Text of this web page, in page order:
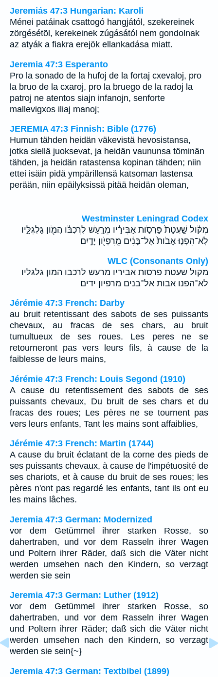
Jeremiás 47:3 Hungarian: Karoli
Ménei patáinak csattogó hangjától, szekereinek
zörgésétõl, kerekeinek zúgásától nem gondolnak
az atyák a fiakra erejök ellankadása miatt.
Jeremia 47:3 Esperanto
Pro la sonado de la hufoj de la fortaj cxevaloj, pro
la bruo de la cxaroj, pro la bruego de la radoj la
patroj ne atentos siajn infanojn, senforte
mallevigxos iliaj manoj;
JEREMIA 47:3 Finnish: Bible (1776)
Humun tähden heidän väkevistä hevosistansa,
jotka siellä juoksevat, ja heidän vaununsa töminän
tähden, ja heidän ratastensa kopinan tähden; niin
ettei isäin pidä ympärillensä katsoman lastensa
perään, niin epäilyksissä pitää heidän oleman,
Westminster Leningrad Codex
מִקֹּ֗ול שַֽׁעֲטַת֙ פַּרְסֹ֣ות אַבִּירָ֔יו מֵרַ֣עַשׁ לְרִכְבֹּ֔ו הֲמֹ֖ון גַּלְגִּלָּ֑יו
לֹֽא־הִפְנ֤וּ אָבֹות֙ אֶל־בָּנִ֔ים מֵֽרִפְיֹ֖ון יָדָֽיִם׃
WLC (Consonants Only)
מקול שעטת פרסות אביריו מרעש לרכבו המון גלגליו
לא־הפנו אבות אל־בנים מרפיון ידים׃
Jérémie 47:3 French: Darby
au bruit retentissant des sabots de ses puissants
chevaux, au fracas de ses chars, au bruit
tumultueux de ses roues. Les peres ne se
retourneront pas vers leurs fils, à cause de la
faiblesse de leurs mains,
Jérémie 47:3 French: Louis Segond (1910)
A cause du retentissement des sabots de ses
puissants chevaux, Du bruit de ses chars et du
fracas des roues; Les pères ne se tournent pas
vers leurs enfants, Tant les mains sont affaiblies,
Jérémie 47:3 French: Martin (1744)
A cause du bruit éclatant de la corne des pieds de
ses puissants chevaux, à cause de l'impétuosité de
ses chariots, et à cause du bruit de ses roues; les
pères n'ont pas regardé les enfants, tant ils ont eu
les mains lâches.
Jeremia 47:3 German: Modernized
vor dem Getümmel ihrer starken Rosse, so
dahertraben, und vor dem Rasseln ihrer Wagen
und Poltern ihrer Räder, daß sich die Väter nicht
werden umsehen nach den Kindern, so verzagt
werden sie sein
Jeremia 47:3 German: Luther (1912)
vor dem Getümmel ihrer starken Rosse, so
dahertraben, und vor dem Rasseln ihrer Wagen
und Poltern ihrer Räder; daß sich die Väter nicht
werden umsehen nach den Kindern, so verzagt
werden sie sein{~}
Jeremia 47:3 German: Textbibel (1899)